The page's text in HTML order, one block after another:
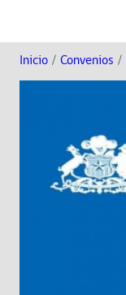
Inicio / Convenios /